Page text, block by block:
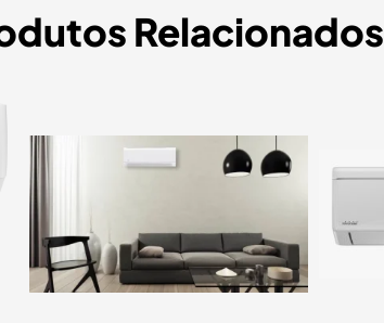
Relacionados